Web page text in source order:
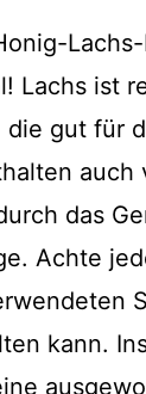
Lachs ist
gut für
auch
das
Achte
kann.